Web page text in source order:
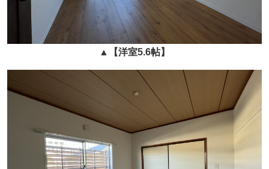
▲ 【洋室5.6帖】